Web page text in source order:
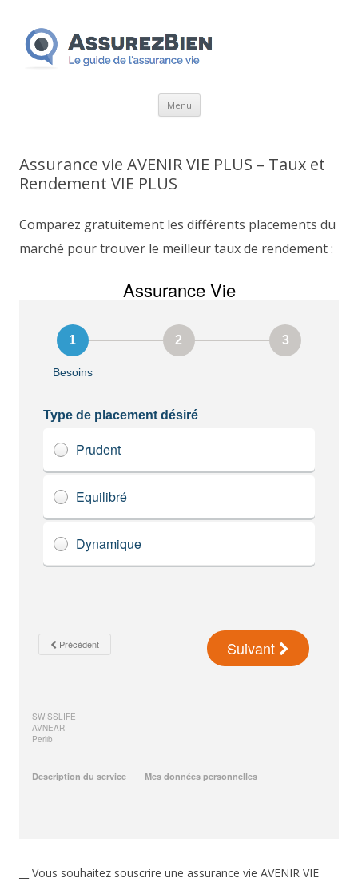
Menu Aller
Assurance vie AVENIR VIE PLUS – Taux et
Rendement VIE PLUS
Comparez gratuitement les différents placements du
marché pour trouver le meilleur taux de rendement :
__ Vous souhaitez souscrire une assurance vie AVENIR VIE